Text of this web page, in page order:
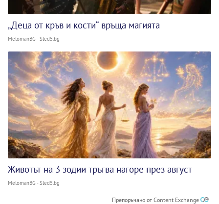
„Деца от кръв и кости“ връща магията
MelomanBG - Sled5.bg
Животът на 3 зодии тръгва нагоре през август
MelomanBG - Sled5.bg
Препоръчано от Content Exchange